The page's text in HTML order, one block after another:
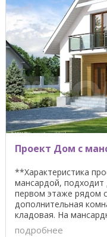
Проект Дом с
**Характеристика
мансардой, подходит
первом этаже рядом
дополнительная
кладовая. На
гардеробной ...
подробнее